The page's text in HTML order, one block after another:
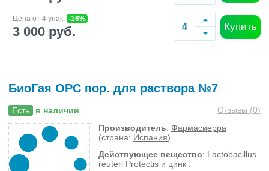
Цена от 4 упак. -16%
3 000 руб. Купить
БиоГая ОРС пор. для раствора №7
Есть в наличии Отзывы (0)
Производитель: Фармасиерра
(страна: Испания)
Действующее вещество: Lactobacillus
reuteri Protectis и цинк .